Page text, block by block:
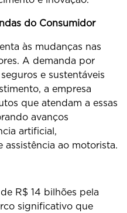
do Consumidor
às mudanças nas
A demanda por
e sustentáveis
a empresa
que atendam a essas
avanços
artificial,
assistência ao motorista.
R$ 14 bilhões pela
significativo que